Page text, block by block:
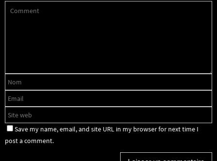
Save my name, email, and site URL in my browser for next time I
post a comment.